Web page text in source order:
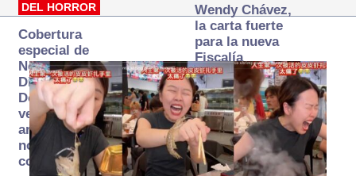
DEL HORROR
Cobertura
especial de
Norte
Digital:
Donde la
verdad
arde… pero
no se
consume
Wendy Chávez,
la carta fuerte
para la nueva
Fiscalía
autónoma